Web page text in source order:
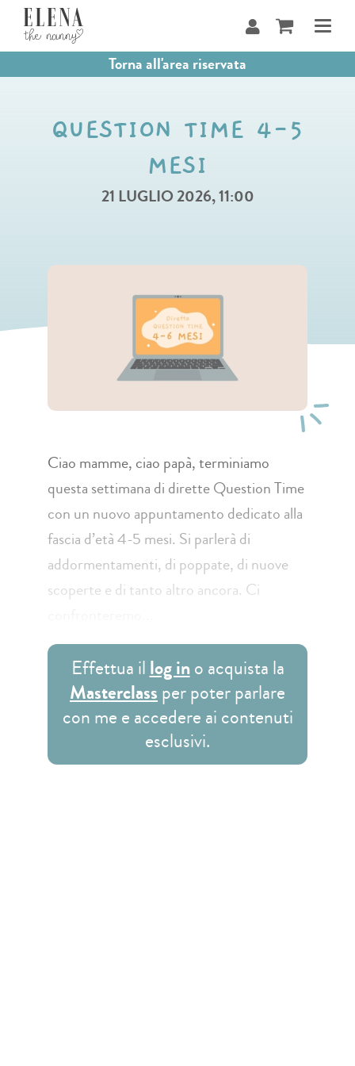
Salta
Torna all'area riservata
QUESTION TIME 4-5
MESI
21 LUGLIO 2026, 11:00
Ciao mamme, ciao papà, terminiamo
questa settimana di dirette Question Time
con un nuovo appuntamento dedicato alla
fascia d’età 4-5 mesi. Si parlerà di
addormentamenti, di poppate, di nuove
scoperte e di tanto altro ancora. Ci
Effettua illog ino acquista la
Masterclassper poter parlare
con me e accedere ai contenuti
esclusivi.